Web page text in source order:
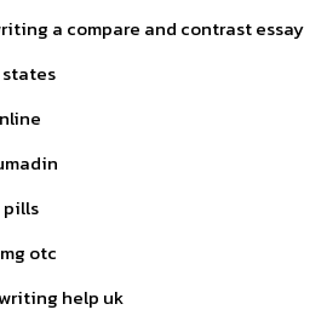
a compare and contrast essay
pills
otc
help uk